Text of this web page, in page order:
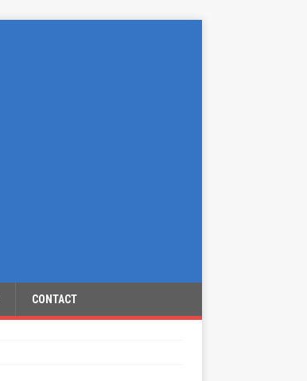
CONTACT